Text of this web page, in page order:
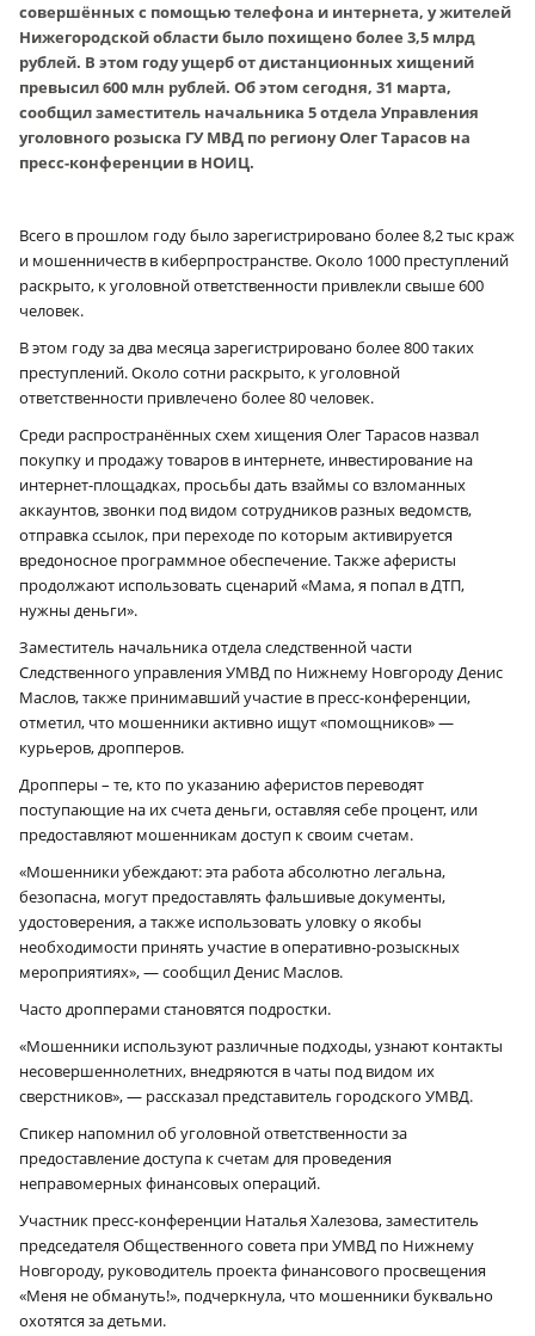
совершённых с помощью телефона и интернета, у жителей
Нижегородской области было похищено более 3,5 млрд
рублей. В этом году ущерб от дистанционных хищений
превысил 600 млн рублей. Об этом сегодня, 31 марта,
сообщил заместитель начальника 5 отдела Управления
уголовного розыска ГУ МВД по региону Олег Тарасов на
пресс-конференции в НОИЦ.
Всего в прошлом году было зарегистрировано более 8,2 тыс краж
и мошенничеств в киберпространстве. Около 1000 преступлений
раскрыто, к уголовной ответственности привлекли свыше 600
человек.
В этом году за два месяца зарегистрировано более 800 таких
преступлений. Около сотни раскрыто, к уголовной
ответственности привлечено более 80 человек.
Среди распространённых схем хищения Олег Тарасов назвал
покупку и продажу товаров в интернете, инвестирование на
интернет-площадках, просьбы дать взаймы со взломанных
аккаунтов, звонки под видом сотрудников разных ведомств,
отправка ссылок, при переходе по которым активируется
вредоносное программное обеспечение. Также аферисты
продолжают использовать сценарий «Мама, я попал в ДТП,
нужны деньги».
Заместитель начальника отдела следственной части
Следственного управления УМВД по Нижнему Новгороду Денис
Маслов, также принимавший участие в пресс-конференции,
отметил, что мошенники активно ищут «помощников» —
курьеров, дропперов.
Дропперы – те, кто по указанию аферистов переводят
поступающие на их счета деньги, оставляя себе процент, или
предоставляют мошенникам доступ к своим счетам.
«Мошенники убеждают: эта работа абсолютно легальна,
безопасна, могут предоставлять фальшивые документы,
удостоверения, а также использовать уловку о якобы
необходимости принять участие в оперативно-розыскных
мероприятиях», — сообщил Денис Маслов.
Часто дропперами становятся подростки.
«Мошенники используют различные подходы, узнают контакты
несовершеннолетних, внедряются в чаты под видом их
сверстников», — рассказал представитель городского УМВД.
Спикер напомнил об уголовной ответственности за
предоставление доступа к счетам для проведения
неправомерных финансовых операций.
Участник пресс-конференции Наталья Халезова, заместитель
председателя Общественного совета при УМВД по Нижнему
Новгороду, руководитель проекта финансового просвещения
«Меня не обмануть!», подчеркнула, что мошенники буквально
охотятся за детьми.